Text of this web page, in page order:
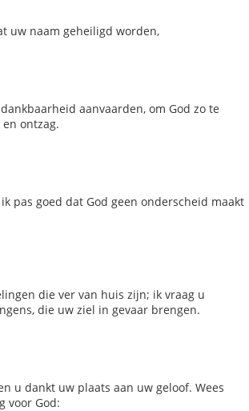
uw naam geheiligd worden,
aanvaarden, om God zo te
ontzag.
pas goed dat God geen onderscheid maakt
die ver van huis zijn; ik vraag u
die uw ziel in gevaar brengen.
u dankt uw plaats aan uw geloof. Wees
voor God: